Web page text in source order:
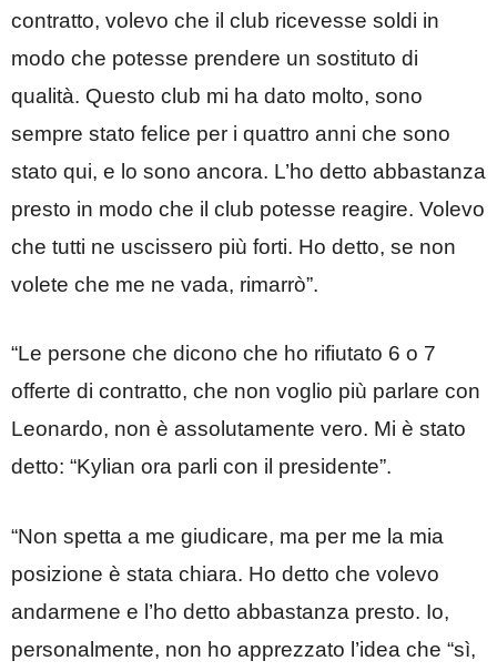
contratto, volevo che il club ricevesse soldi in
modo che potesse prendere un sostituto di
qualità. Questo club mi ha dato molto, sono
sempre stato felice per i quattro anni che sono
stato qui, e lo sono ancora. L’ho detto abbastanza
presto in modo che il club potesse reagire. Volevo
che tutti ne uscissero più forti. Ho detto, se non
volete che me ne vada, rimarrò”.
“Le persone che dicono che ho rifiutato 6 o 7
offerte di contratto, che non voglio più parlare con
Leonardo, non è assolutamente vero. Mi è stato
detto: “Kylian ora parli con il presidente”.
“Non spetta a me giudicare, ma per me la mia
posizione è stata chiara. Ho detto che volevo
andarmene e l’ho detto abbastanza presto. Io,
personalmente, non ho apprezzato l’idea che “sì,